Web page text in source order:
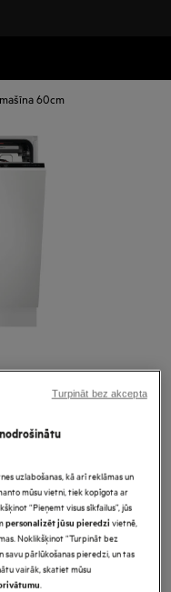
60cm
uzlabošanas, kā arī reklāmas un
mūsu vietni, tiek kopīgota ar
“Pieņemt visus sīkfailus”, jūs
personalizēt jūsu pieredzivietnē,
Noklikšķinot “Turpināt bez
savu pārlūkošanas pieredzi, un tas
vairāk, skatiet mūsu
.
Turpināt bez akcepta